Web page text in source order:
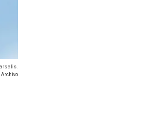
Archivo